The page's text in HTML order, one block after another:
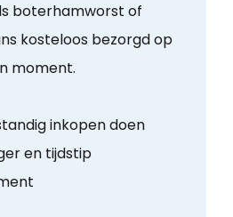
boterhamworst of
kosteloos bezorgd op
moment.
inkopen doen
en tijdstip